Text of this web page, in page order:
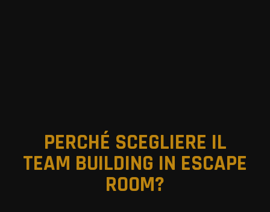
PERCHÉ SCEGLIERE IL
TEAM BUILDING IN ESCAPE
ROOM?